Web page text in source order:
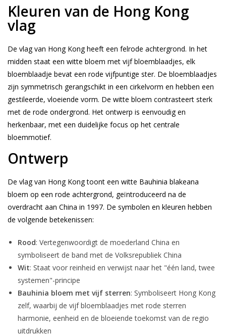
Kleuren van de Hong Kong
vlag
De vlag van Hong Kong heeft een felrode achtergrond. In het
midden staat een witte bloem met vijf bloemblaadjes, elk
bloemblaadje bevat een rode vijfpuntige ster. De bloemblaadjes
zijn symmetrisch gerangschikt in een cirkelvorm en hebben een
gestileerde, vloeiende vorm. De witte bloem contrasteert sterk
met de rode ondergrond. Het ontwerp is eenvoudig en
herkenbaar, met een duidelijke focus op het centrale
bloemmotief.
Ontwerp
De vlag van Hong Kong toont een witte Bauhinia blakeana
bloem op een rode achtergrond, geïntroduceerd na de
overdracht aan China in 1997. De symbolen en kleuren hebben
de volgende betekenissen:
Rood: Vertegenwoordigt de moederland China en
symboliseert de band met de Volksrepubliek China
Wit: Staat voor reinheid en verwijst naar het "één land, twee
systemen"-principe
Bauhinia bloem met vijf sterren: Symboliseert Hong Kong
zelf, waarbij de vijf bloemblaadjes met rode sterren
harmonie, eenheid en de bloeiende toekomst van de regio
uitdrukken